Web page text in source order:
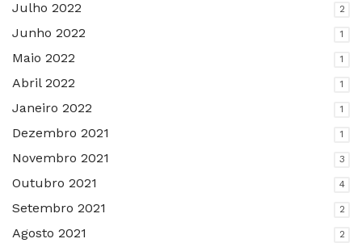
Julho 2022 2
Junho 2022 1
Maio 2022 1
Abril 2022 1
Janeiro 2022 1
Dezembro 2021 1
Novembro 2021 3
Outubro 2021 4
Setembro 2021 2
Agosto 2021 2